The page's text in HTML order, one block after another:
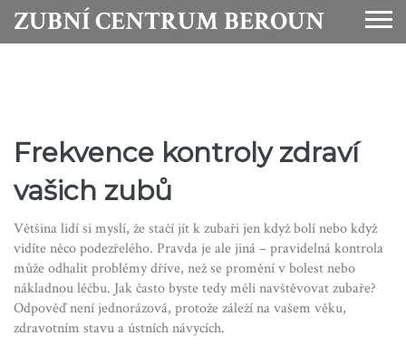
ZUBNÍ CENTRUM BEROUN
Frekvence kontroly zdraví
vašich zubů
Většina lidí si myslí, že stačí jít k zubaři jen když bolí nebo když
vidíte něco podezřelého. Pravda je ale jiná – pravidelná kontrola
může odhalit problémy dříve, než se promění v bolest nebo
nákladnou léčbu. Jak často byste tedy měli navštěvovat zubaře?
Odpověď není jednorázová, protože záleží na vašem věku,
zdravotním stavu a ústních návycích.